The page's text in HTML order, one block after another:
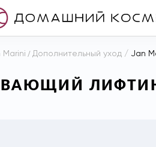
Marini / Дополнительный уход / Jan